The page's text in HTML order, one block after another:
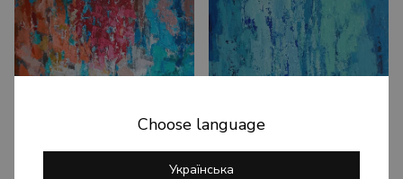
Choose language
Українська